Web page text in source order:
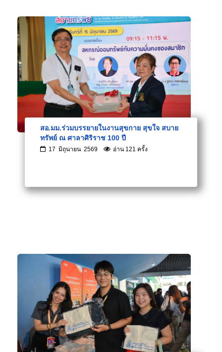
สอ.มม.ร่วมบรรยายในงานสุขกาย สุขใจ สบาย
ทรัพย์ ณ ศาลาศิริราช 100 ปี
17 มิถุนายน 2569 อ่าน 121 ครั้ง